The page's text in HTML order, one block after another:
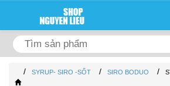
/ SYRUP- SIRO -SỐT / SIRO BODUO /